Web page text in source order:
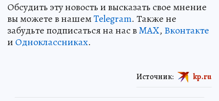
Обсудить эту новость и высказать свое мнение
вы можете в нашемTelegram. Также не
забудьте подписаться на нас вMAX, Вконтакте
и Одноклассниках.
Источник: kp.ru